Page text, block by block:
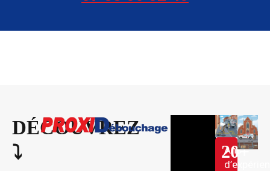
DÉCOUVREZ
⤵︎
20+
Ans